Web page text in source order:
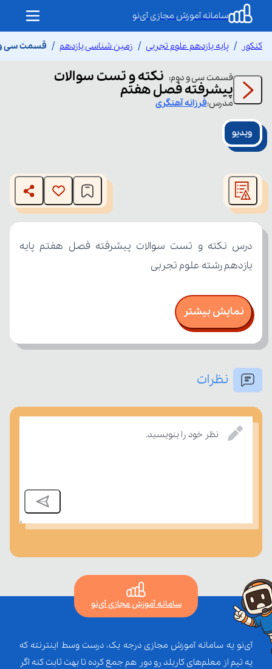
سامانه آموزش مجازی آی‌نو
کنکور پایه یازدهم علوم تجربی زمین شناسی یازدهم قسمت سی و
قسمت سی و دوم: نکته و تست سوالات
پیشرفته فصل هفتم
مدرس:فرزانهآهنگری
ویدیو
modal
window.
The media could not be loaded, either because the server
or network failed or because the format is not supported.
یازدهم رشته علوم تجربی
نمایش بیشتر
نظرات
نظر خود را بنویسید.
سامانه آموزش مجازی آی‌نو
آی‌نو یه سامانه آموزش مجازی درجه یک، درست وسط اینترنته که
یه تیم از معلم‌‌های کاربلد رو دور هم جمع کرده تا بهت ثابت کنه اگر